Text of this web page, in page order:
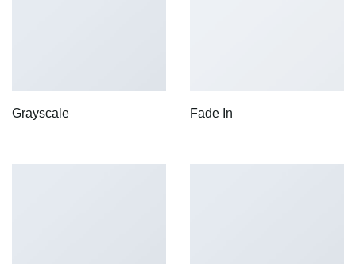
Grayscale Fade In